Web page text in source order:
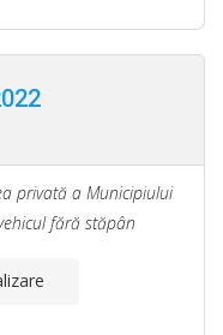
privată a Municipiului
fără stăpân